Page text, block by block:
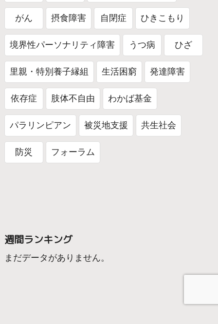
がん 摂食障害 自閉症 ひきこもり
境界性パーソナリティ障害 うつ病 ひざ
里親・特別養子縁組 生活困窮 発達障害
依存症 肢体不自由 わかば基金
パラリンピアン 被災地支援 共生社会
防災 フォーラム
週間ランキング
まだデータがありません。